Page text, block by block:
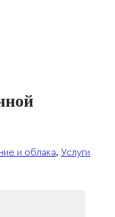
и облака, Услуги